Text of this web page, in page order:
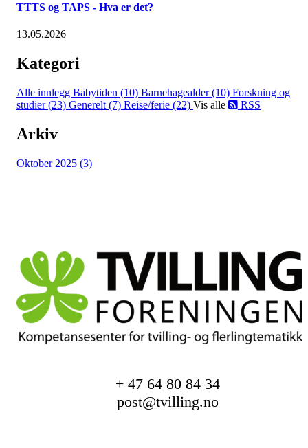
TTTS og TAPS - Hva er det?
13.05.2026
Kategori
Alle innlegg Babytiden (10) Barnehagealder (10) Forskning og
studier (23) Generelt (7) Reise/ferie (22) Vis alle RSS
Arkiv
Oktober 2025 (3)
+ 47 64 80 84 34
post@tvilling.no